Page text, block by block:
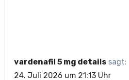
vardenafil 5 mg details sagt:
24. Juli 2026 um 21:13 Uhr